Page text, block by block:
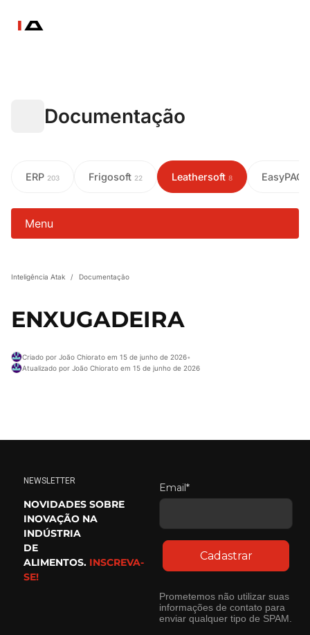
Documentação
ERP 203 Frigosoft 22 Leathersoft 8 EasyPAC
Menu
Inteligência Atak / Documentação
ENXUGADEIRA
Criado por João Chiorato em 15 de junho de 2026•
Atualizado por João Chiorato em 15 de junho de 2026
NEWSLETTER
NOVIDADES SOBRE
INOVAÇÃO NA
INDÚSTRIA
DE
ALIMENTOS. INSCREVA-
SE!
Email*
Cadastrar
Prometemos não utilizar suas
informações de contato para
enviar qualquer tipo de SPAM.